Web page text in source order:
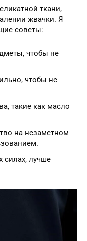
ткани,
жвачки. Я
советы:
чтобы не
чтобы не
такие как масло
на незаметном
силах, лучше